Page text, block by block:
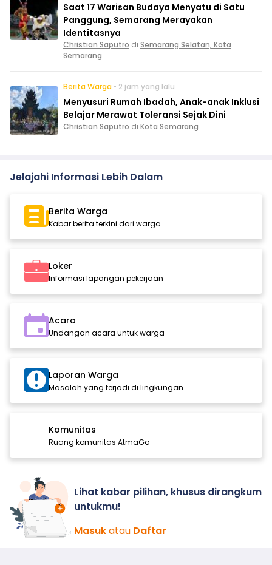
Saat 17 Warisan Budaya Menyatu di Satu
Panggung, Semarang Merayakan
Identitasnya
Christian Saputro di Semarang Selatan, Kota
Semarang
Berita Warga • 2 jam yang lalu
Menyusuri Rumah Ibadah, Anak-anak Inklusi
Belajar Merawat Toleransi Sejak Dini
Christian Saputro di Kota Semarang
Jelajahi Informasi Lebih Dalam
Berita Warga
Kabar berita terkini dari warga
Loker
Informasi lapangan pekerjaan
Acara
Undangan acara untuk warga
Laporan Warga
Masalah yang terjadi di lingkungan
Komunitas
Ruang komunitas AtmaGo
Lihat kabar pilihan, khusus dirangkum
untukmu!
Masukatau Daftar